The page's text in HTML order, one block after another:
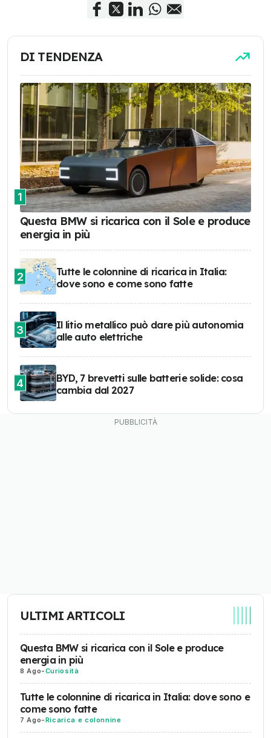
DI TENDENZA
1
Questa BMW si ricarica con il Sole e produce
energia in più
2
Tutte le colonnine di ricarica in Italia:
dove sono e come sono fatte
3
Il litio metallico può dare più autonomia
alle auto elettriche
4
BYD, 7 brevetti sulle batterie solide: cosa
cambia dal 2027
ULTIMI ARTICOLI
Questa BMW si ricarica con il Sole e produce
energia in più
8 Ago-Curiosità
Tutte le colonnine di ricarica in Italia: dove sono e
come sono fatte
7 Ago-Ricarica e colonnine